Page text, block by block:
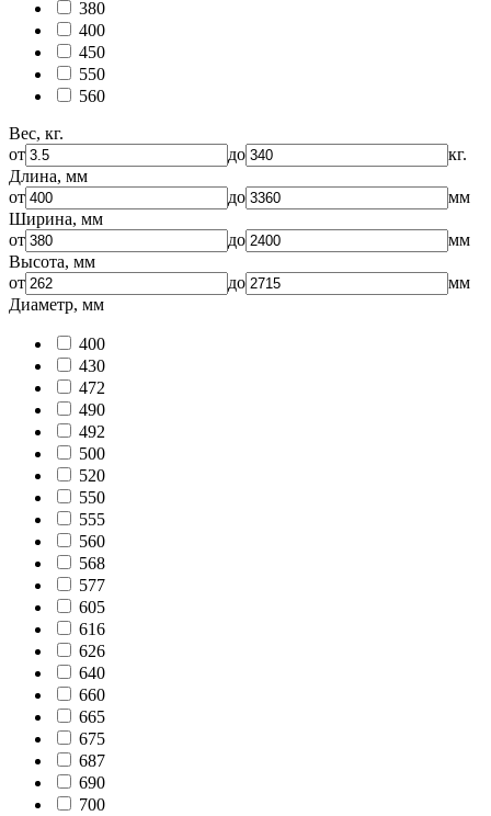
380
400
450
550
560
Вес, кг.
от
до
кг.
Длина, мм
от
до
мм
Ширина, мм
от
до
мм
Высота, мм
от
до
мм
Диаметр, мм
400
430
472
490
492
500
520
550
555
560
568
577
605
616
626
640
660
665
675
687
690
700